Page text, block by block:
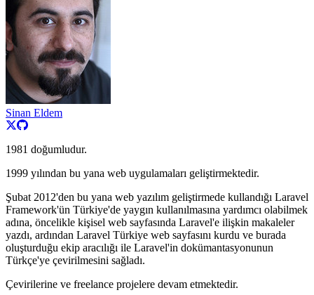
Sinan Eldem
1981 doğumludur.
1999 yılından bu yana web uygulamaları geliştirmektedir.
Şubat 2012'den bu yana web yazılım geliştirmede kullandığı Laravel
Framework'ün Türkiye'de yaygın kullanılmasına yardımcı olabilmek
adına, öncelikle kişisel web sayfasında Laravel'e ilişkin makaleler
yazdı, ardından Laravel Türkiye web sayfasını kurdu ve burada
oluşturduğu ekip aracılığı ile Laravel'in dokümantasyonunun
Türkçe'ye çevirilmesini sağladı.
Çevirilerine ve freelance projelere devam etmektedir.